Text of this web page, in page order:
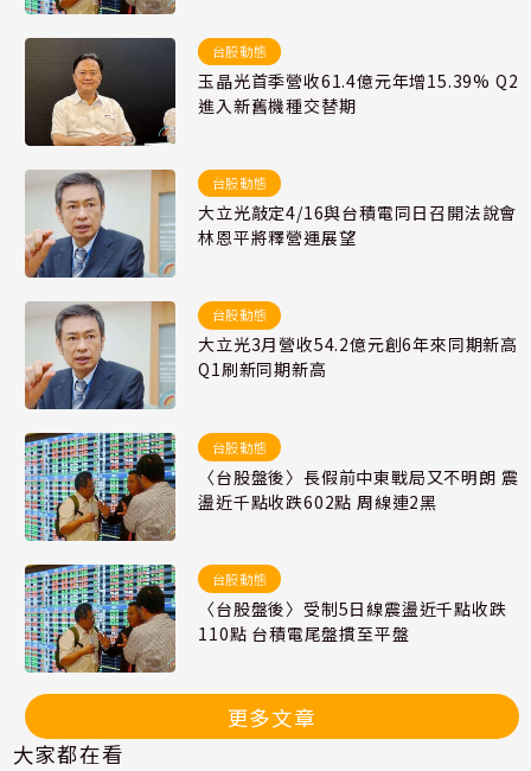
台股動態
玉晶光首季營收61.4億元年增15.39% Q2
進入新舊機種交替期
台股動態
大立光敲定4/16與台積電同日召開法說會
林恩平將釋營運展望
台股動態
大立光3月營收54.2億元創6年來同期新高
Q1刷新同期新高
台股動態
〈台股盤後〉長假前中東戰局又不明朗 震
盪近千點收跌602點 周線連2黑
台股動態
〈台股盤後〉受制5日線震盪近千點收跌
110點 台積電尾盤摜至平盤
更多文章
大家都在看